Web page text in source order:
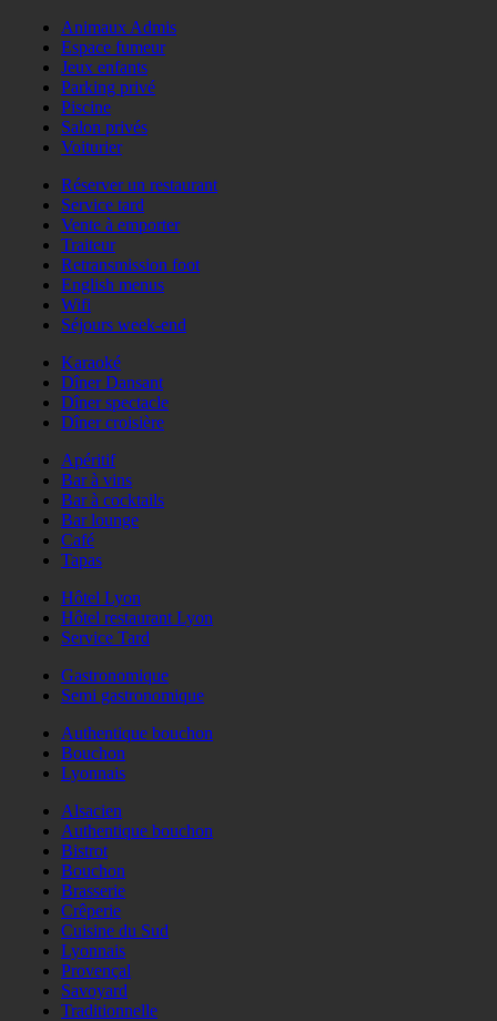
Animaux Admis
Espace fumeur
Jeux enfants
Parking privé
Piscine
Salon privés
Voiturier
Réserver un restaurant
Service tard
Vente à emporter
Traiteur
Retransmission foot
English menus
Wifi
Séjours week-end
Karaoké
Dîner Dansant
Dîner spectacle
Dîner croisière
Apéritif
Bar à vins
Bar à cocktails
Bar lounge
Café
Tapas
Hôtel Lyon
Hôtel restaurant Lyon
Service Tard
Gastronomique
Semi gastronomique
Authentique bouchon
Bouchon
Lyonnais
Alsacien
Authentique bouchon
Bistrot
Bouchon
Brasserie
Crêperie
Cuisine du Sud
Lyonnais
Provençal
Savoyard
Traditionnelle